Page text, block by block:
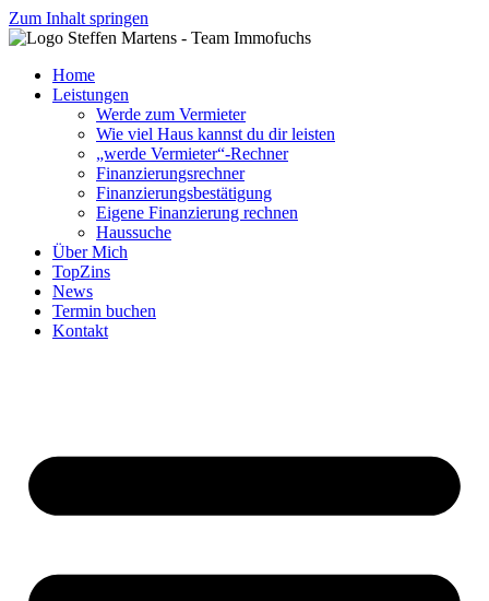
Zum Inhalt springen
Home
Leistungen
Werde zum Vermieter
Wie viel Haus kannst du dir leisten
„werde Vermieter“-Rechner
Finanzierungsrechner
Finanzierungsbestätigung
Eigene Finanzierung rechnen
Haussuche
Über Mich
TopZins
News
Termin buchen
Kontakt